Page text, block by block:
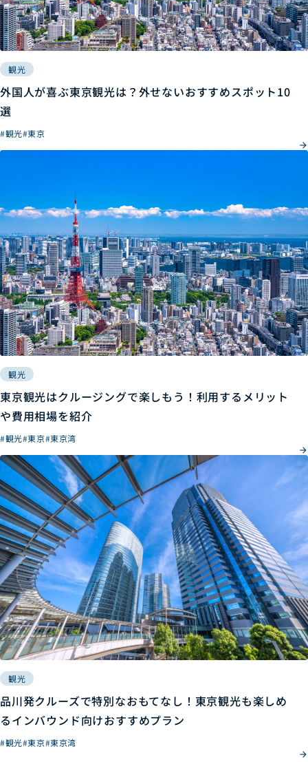
観光
外国人が喜ぶ東京観光は？外せないおすすめスポット10
選
#観光#東京
観光
東京観光はクルージングで楽しもう！利用するメリット
や費用相場を紹介
#観光#東京#東京湾
観光
品川発クルーズで特別なおもてなし！東京観光も楽しめ
るインバウンド向けおすすめプラン
#観光#東京#東京湾